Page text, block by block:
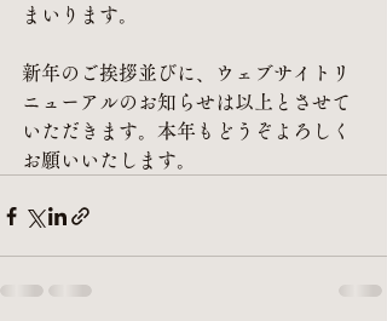
まいります。
新年のご挨拶並びに、ウェブサイトリ
ニューアルのお知らせは以上とさせて
いただきます。本年もどうぞよろしく
お願いいたします。